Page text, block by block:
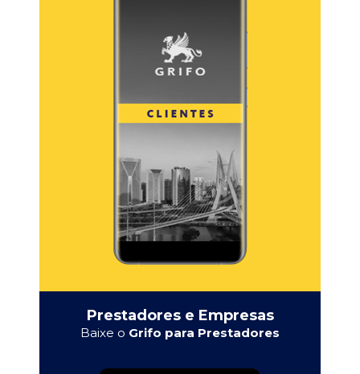
Prestadores e Empresas
Baixe o Grifo para Prestadores